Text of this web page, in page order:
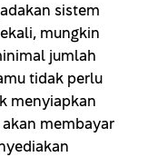
sistem
mungkin
jumlah
tidak perlu
menyiapkan
membayar